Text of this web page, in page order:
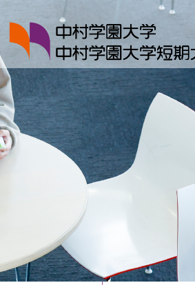
中村学園大学・中村学園大学短期大学部